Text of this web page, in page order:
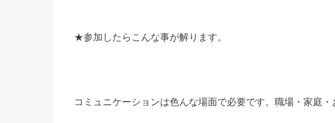
★参加したらこんな事が解ります。
コミュニケーションは色んな場面で必要です。職場・家庭・